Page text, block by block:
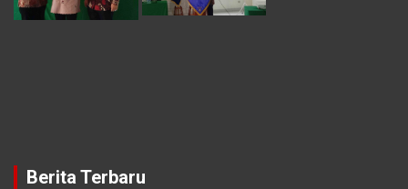
Berita Terbaru